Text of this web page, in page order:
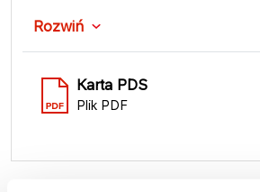
Rozwiń
Karta PDS
Plik PDF